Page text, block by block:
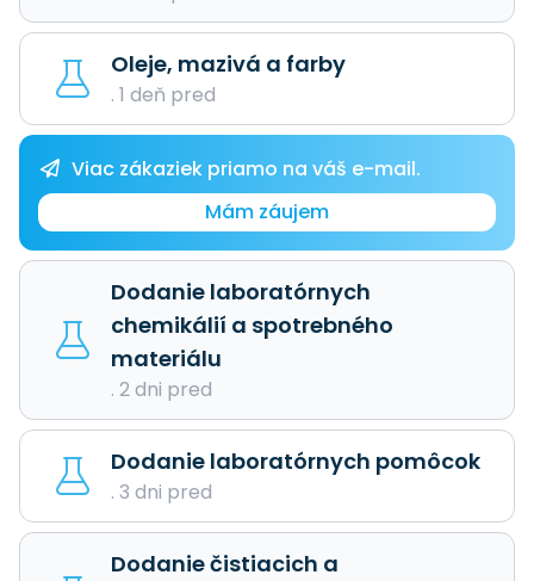
Oleje, mazivá a farby
. 1 deň pred
Viac zákaziek priamo na váš e-mail.
Mám záujem
Dodanie laboratórnych
chemikálií a spotrebného
materiálu
. 2 dni pred
Dodanie laboratórnych pomôcok
. 3 dni pred
Dodanie čistiacich a